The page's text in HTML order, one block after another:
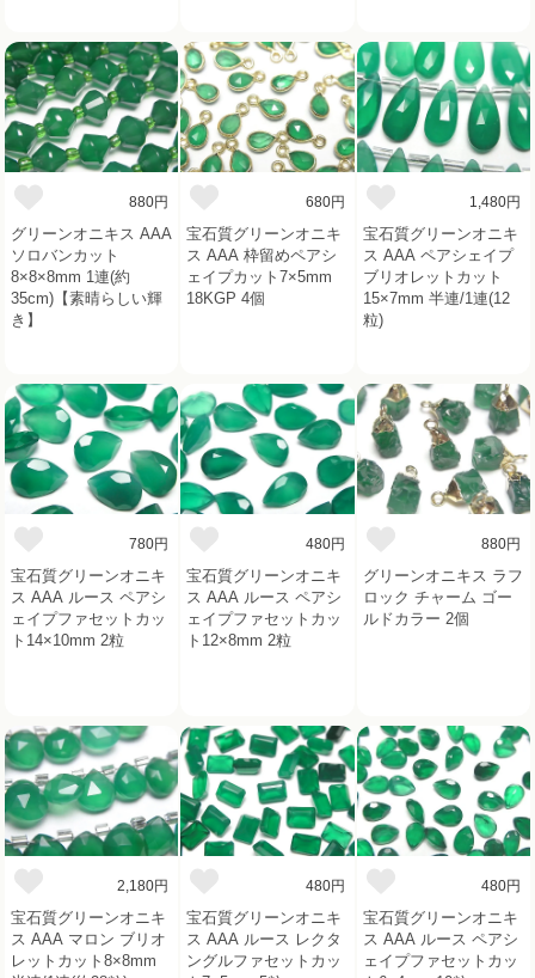
880円
グリーンオニキス AAA
ソロバンカット
8×8×8mm 1連(約
35cm)【素晴らしい輝
き】
680円
宝石質グリーンオニキ
ス AAA 枠留めペアシ
ェイプカット7×5mm
18KGP 4個
1,480円
宝石質グリーンオニキ
ス AAA ペアシェイプ
ブリオレットカット
15×7mm 半連/1連(12
粒)
780円
宝石質グリーンオニキ
ス AAA ルース ペアシ
ェイプファセットカッ
ト14×10mm 2粒
480円
宝石質グリーンオニキ
ス AAA ルース ペアシ
ェイプファセットカッ
ト12×8mm 2粒
880円
グリーンオニキス ラフ
ロック チャーム ゴー
ルドカラー 2個
2,180円
宝石質グリーンオニキ
ス AAA マロン ブリオ
レットカット8×8mm
480円
宝石質グリーンオニキ
ス AAA ルース レクタ
ングルファセットカッ
480円
宝石質グリーンオニキ
ス AAA ルース ペアシ
ェイプファセットカッ